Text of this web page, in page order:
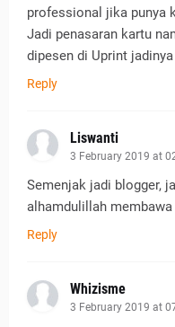
professional jika punya
Jadi penasaran kartu
dipesen di Uprint
Reply
Liswanti
3 February 2019 at
Semenjak jadi blogger,
alhamdulillah membawa
Reply
Whizisme
3 February 2019 at